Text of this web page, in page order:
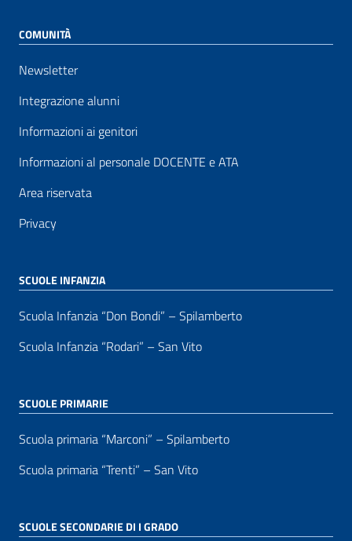
COMUNITÀ
Newsletter
Integrazione alunni
Informazioni ai genitori
Informazioni al personale DOCENTE e ATA
Area riservata
Privacy
SCUOLE INFANZIA
Scuola Infanzia “Don Bondi” – Spilamberto
Scuola Infanzia “Rodari” – San Vito
SCUOLE PRIMARIE
Scuola primaria “Marconi” – Spilamberto
Scuola primaria “Trenti” – San Vito
SCUOLE SECONDARIE DI I GRADO